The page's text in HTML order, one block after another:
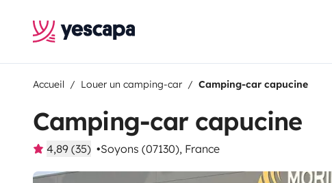
Accueil Louer un camping-car Camping-car capucine
Camping-car capucine
4,89 (35) Soyons (07130), France